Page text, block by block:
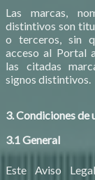
Las marcas,
distintivos son
o terceros, sin
acceso al Portal
las citadas
signos distintivos.
3. Condiciones de
3.1 General
Este Aviso